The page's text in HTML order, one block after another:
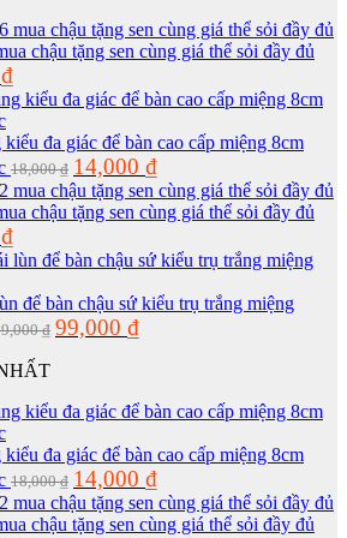
16,000 ₫.
chậu tặng sen cùng giá thể sỏi đầy đủ
₫Giá
hiện
tại
là:
24,000 ₫.
đa giác để bàn cao cấp miệng 8cm
18,000₫ Giá
gốc
là:
18,000 ₫.
14,000 ₫Giá
hiện
tại
là:
14,000 ₫.
chậu tặng sen cùng giá thể sỏi đầy đủ
₫Giá
hiện
tại
là:
14,000 ₫.
để bàn chậu sứ kiểu trụ trắng miệng
₫ Giá
gốc
99,000 ₫Giá
hiện
99,000 ₫.
đa giác để bàn cao cấp miệng 8cm
18,000₫ Giá
gốc
là:
14,000 ₫Giá
hiện
tại
chậu tặng sen cùng giá thể sỏi đầy đủ